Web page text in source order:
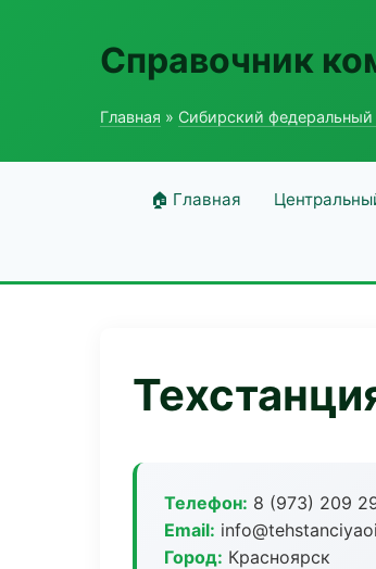
Справочник
Главная » Сибирский федеральный
🏠 Главная
Телефон: 8 (973) 209
Email:
Город: Красноярск